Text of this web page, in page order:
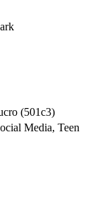
(501c3)
Media, Teen